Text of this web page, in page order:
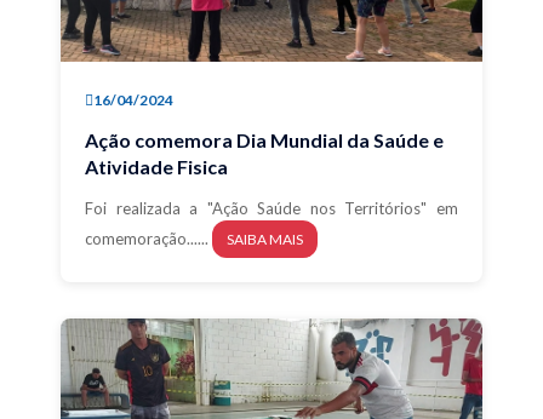
16/04/2024
Ação comemora Dia Mundial da Saúde e
Atividade Fisica
Foi realizada a "Ação Saúde nos Territórios" em
comemoração......
SAIBA MAIS